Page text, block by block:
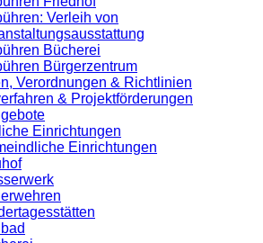
Verleih von
Bücherei
Bürgerzentrum
Verordnungen & Richtlinien
& Projektförderungen
Einrichtungen
Einrichtungen